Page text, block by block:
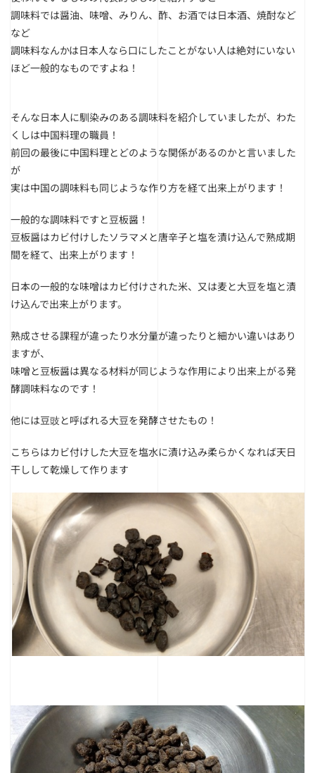
調味料では醤油、味噌、みりん、酢、お酒では日本酒、焼酎など
など
調味料なんかは日本人なら口にしたことがない人は絶対にいない
ほど一般的なものですよね！
そんな日本人に馴染みのある調味料を紹介していましたが、わた
くしは中国料理の職員！
前回の最後に中国料理とどのような関係があるのかと言いました
が
実は中国の調味料も同じような作り方を経て出来上がります！
一般的な調味料ですと豆板醤！
豆板醤はカビ付けしたソラマメと唐辛子と塩を漬け込んで熟成期
間を経て、出来上がります！
日本の一般的な味噌はカビ付けされた米、又は麦と大豆を塩と漬
け込んで出来上がります。
熟成させる課程が違ったり水分量が違ったりと細かい違いはあり
ますが、
味噌と豆板醤は異なる材料が同じような作用により出来上がる発
酵調味料なのです！
他には豆豉と呼ばれる大豆を発酵させたもの！
こちらはカビ付けした大豆を塩水に漬け込み柔らかくなれば天日
干しして乾燥して作ります